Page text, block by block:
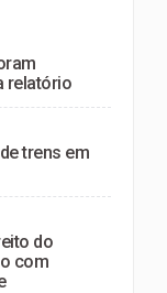
relatório
trens em
do
com